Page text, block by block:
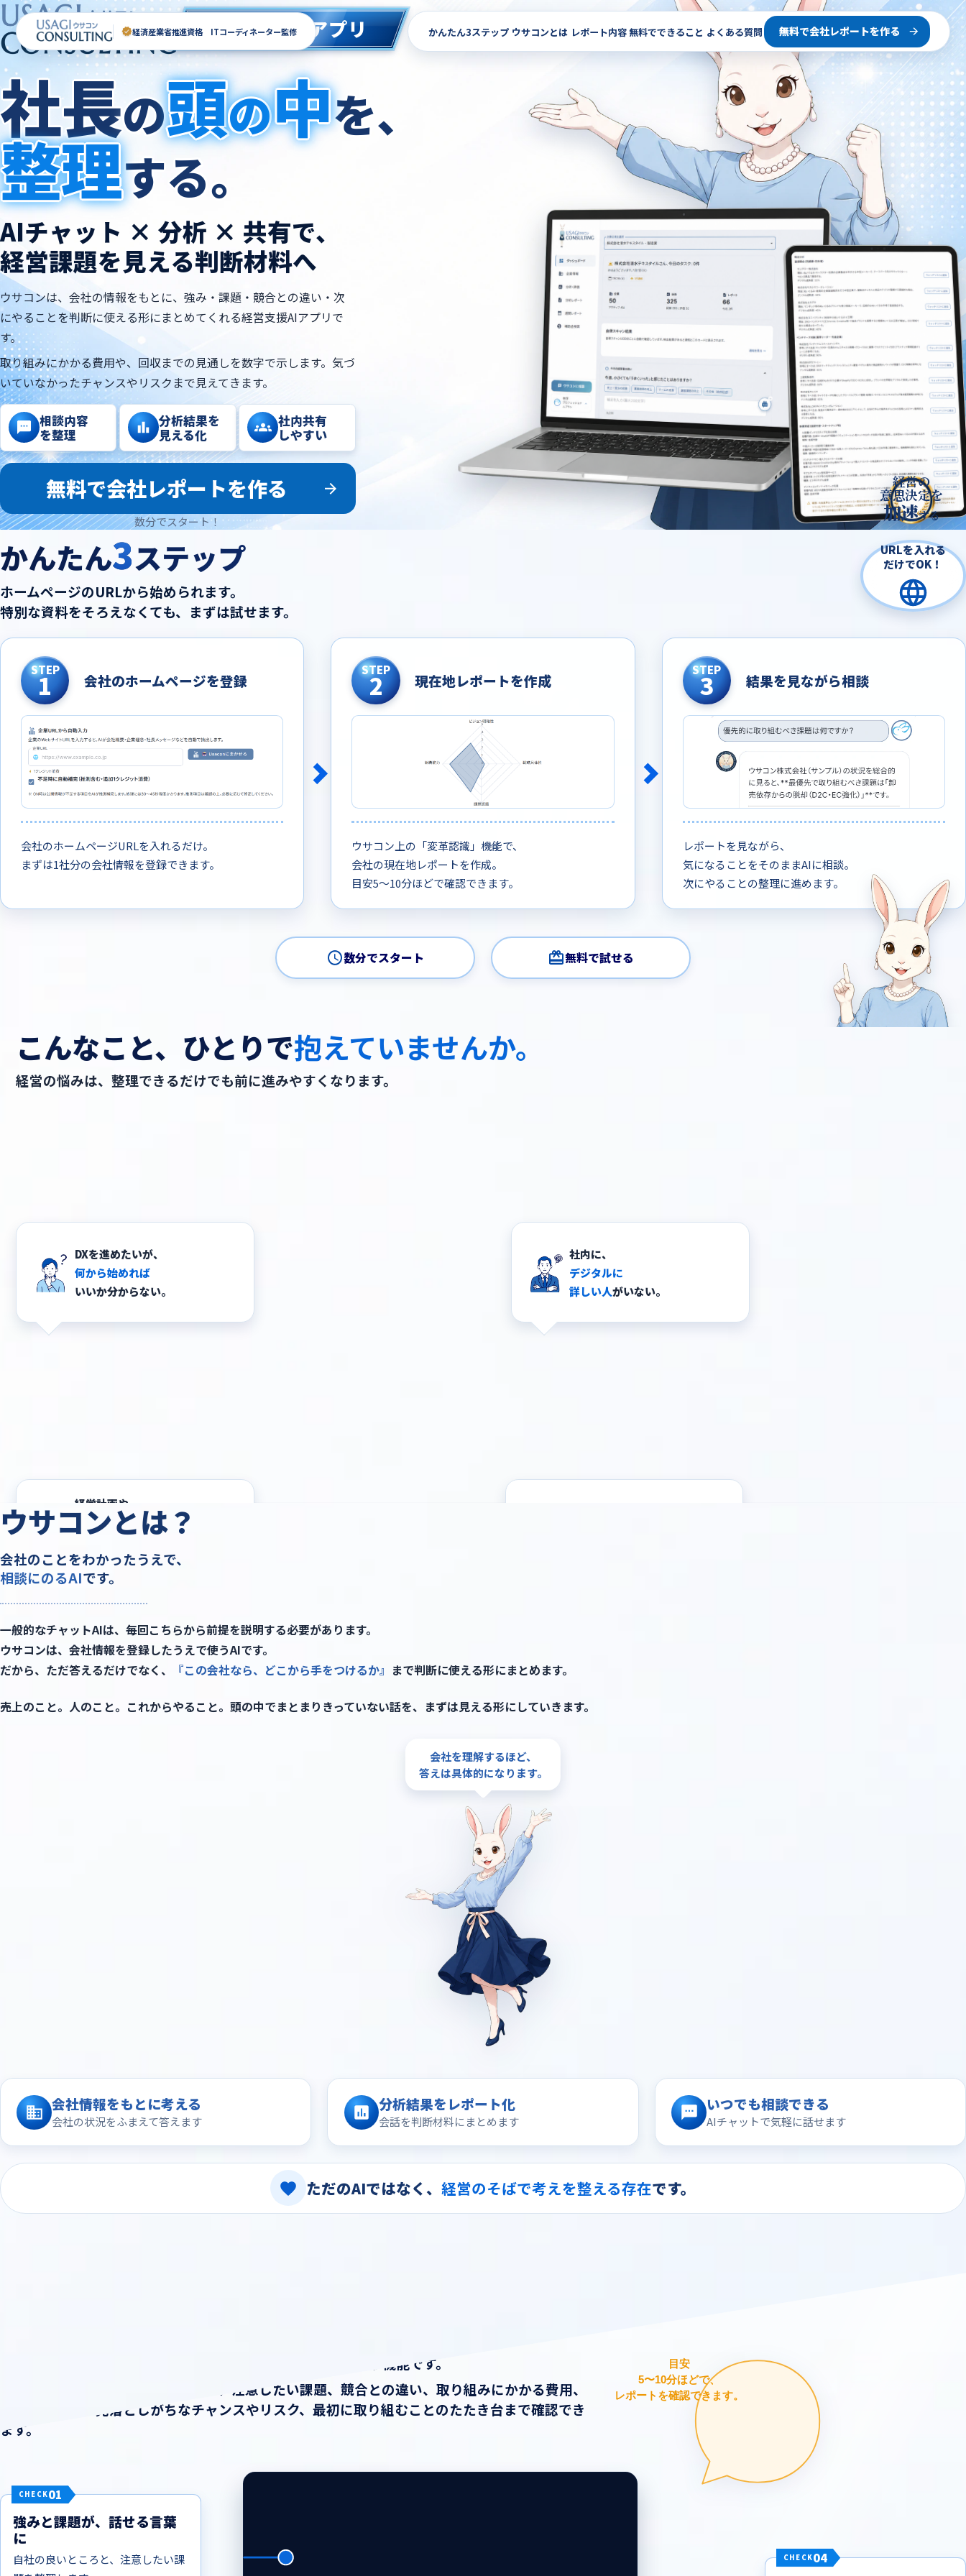
経済産業省推進資格 ITコーディネーター監修 かんたん3ステップ ウサコンとは レポート内容無料でできること よくある質問 無料で会社レポートを作る
経営支援AIアプリ
社長の頭の中を、
整理する。
AIチャット × 分析 × 共有で、
経営課題を見える判断材料へ
ウサコンは、会社の情報をもとに、強み・課題・競合との違い・次
にやることを判断に使える形にまとめてくれる経営支援AIアプリで
す。
取り組みにかかる費用や、回収までの見通しを数字で示します。気づ
いていなかったチャンスやリスクまで見えてきます。
相談内容
を整理
分析結果を
見える化
社内共有
しやすい
無料で会社レポートを作る
数分でスタート！
経営の
意思決定を
加速する
かんたん3ステップ
ホームページのURLから始められます。
特別な資料をそろえなくても、まずは試せます。
URLを入れる
だけでOK！
STEP
1 会社のホームページを登録
会社のホームページURLを入れるだけ。
まずは1社分の会社情報を登録できます。
STEP
2 現在地レポートを作成
ウサコン上の「変革認識」機能で、
会社の現在地レポートを作成。
目安5〜10分ほどで確認できます。
STEP
3 結果を見ながら相談
レポートを見ながら、
気になることをそのままAIに相談。
次にやることの整理に進めます。
数分でスタート 無料で試せる
こんなこと、ひとりで抱えていませんか。
経営の悩みは、整理できるだけでも前に進みやすくなります。
何から始めれば
いいか分からない。
デジタルに
詳しい人がいない。
経営計画や
余裕がない。
毎回コンサルに頼むほどではない。
まず話せる相手がほしい。
ウサコンとは？
相談にのるAIです。
一般的なチャットAIは、毎回こちらから前提を説明する必要があります。
ウサコンは、会社情報を登録したうえで使うAIです。
だから、ただ答えるだけでなく、
『この会社なら、どこから手をつけるか』 まで判断に使える形にまとめます。
売上のこと。人のこと。これからやること。頭の中でまとまりきっていない話を、まずは見える形にしていきます。
会社を理解するほど、
答えは具体的になります。
会社情報をもとに考える
会社の状況をふまえて答えます
分析結果をレポート化
会話を判断材料にまとめます
いつでも相談できる
AIチャットで気軽に話せます
ただのAIではなく、経営のそばで考えを整える存在です。
会社の現在地レポートは、ウサコン上では「変革認識」という機能です。
会社情報を登録すると、自社の強み、注意したい課題、競合との違い、取り組みにかかる費用、
回収の見通し、見落としがちなチャンスやリスク、最初に取り組むことのたたき台まで確認でき
ます。
CHECK01
強みと課題が、話せる言葉
に
自社の良いところと、注意したい課
目安
5〜10分ほどで、
レポートを確認できます。
CHECK04